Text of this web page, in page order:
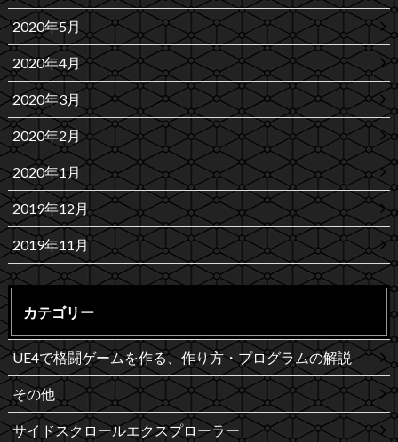
2020年5月
2020年4月
2020年3月
2020年2月
2020年1月
2019年12月
2019年11月
カテゴリー
UE4で格闘ゲームを作る、作り方・プログラムの解説
その他
サイドスクロールエクスプローラー